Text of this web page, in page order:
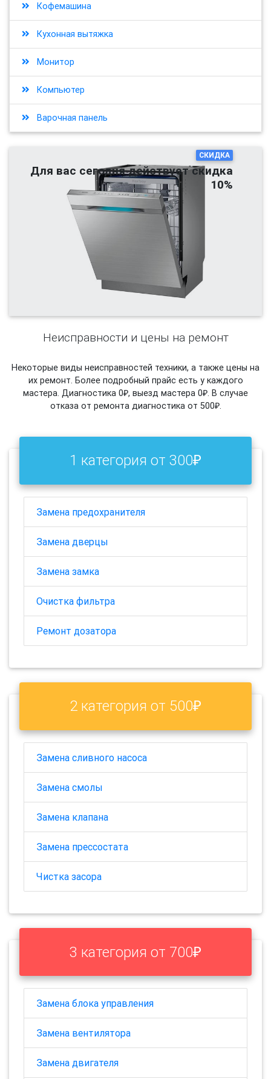
Кофемашина
Кухонная вытяжка
Монитор
Компьютер
Варочная панель
СКИДКА
Для вас сегодня действует скидка
10%
Неисправности и цены на ремонт
Некоторые виды неисправностей техники, а также цены на
их ремонт. Более подробный прайс есть у каждого
мастера. Диагностика 0₽, выезд мастера 0₽. В случае
отказа от ремонта диагностика от 500₽.
1 категория от 300₽
Замена предохранителя
Замена дверцы
Замена замка
Очистка фильтра
Ремонт дозатора
2 категория от 500₽
Замена сливного насоса
Замена смолы
Замена клапана
Замена прессостата
Чистка засора
3 категория от 700₽
Замена блока управления
Замена вентилятора
Замена двигателя